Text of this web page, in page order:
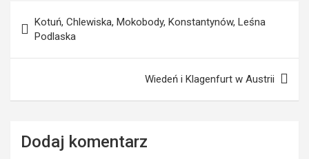
wpisu
Kotuń, Chlewiska, Mokobody, Konstantynów, Leśna
Podlaska
Wiedeń i Klagenfurt w Austrii
Dodaj komentarz